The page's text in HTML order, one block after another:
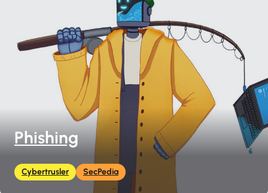
Phishing
Cybertrusler SecPedia